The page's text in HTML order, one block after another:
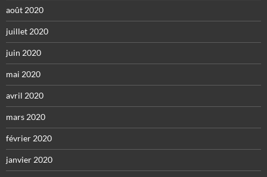
août 2020
juillet 2020
juin 2020
mai 2020
avril 2020
mars 2020
février 2020
janvier 2020